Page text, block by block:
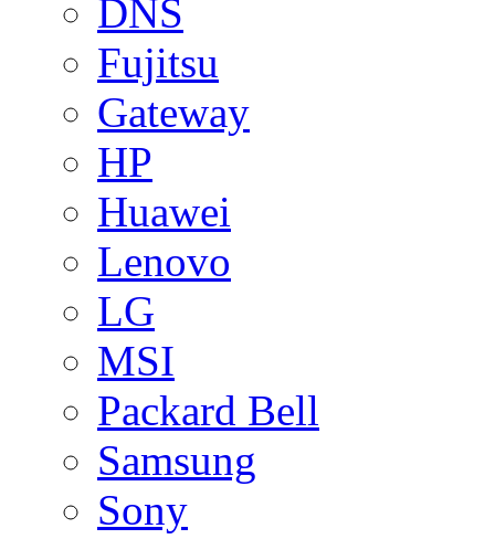
DNS
Fujitsu
Gateway
HP
Huawei
Lenovo
LG
MSI
Packard Bell
Samsung
Sony